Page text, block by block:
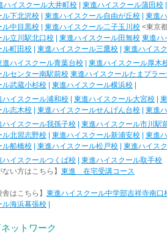
ハイスクール大井町校 東進ハイスクール蒲田校
ル下北沢校
東進ハイスクール自由が丘校 東進
ル中目黒校
東進ハイスクール二子玉川校 <東京
ル立川駅北口校
東進ハイスクール田無校 東進ハ
ル町田校
東進ハイスクール三鷹校 東進ハイス
進ハイスクール青葉台校 東進ハイスクール厚木
ルセンター南駅前校 東進ハイスクールたまプラ
ル武蔵小杉校
東進ハイスクール横浜校
ハイスクール浦和校 東進ハイスクール大宮校
ル志木校
東進ハイスクールせんげん台校 東進
ハイスクール我孫子校 東進ハイスクール市川駅
ル北習志野校
東進ハイスクール新浦安校 東進
ル船橋校
東進ハイスクール松戸校 東進ハイス
ハイスクールつくば校 東進ハイスクール取手校
ない方はこちら】 東進 在宅受講コース
舎はこちら】 東進ハイスクール中学部吉祥寺南口
ル海浜幕張校
ットワーク